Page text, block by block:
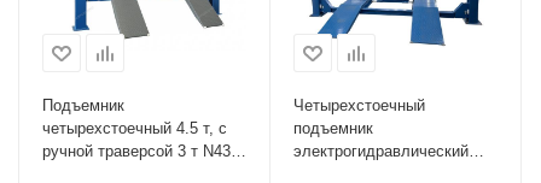
Подъемник
четырехстоечный 4.5 т, с
ручной траверсой 3 т N433,
Четырехстоечный
подъемник
электрогидравлический